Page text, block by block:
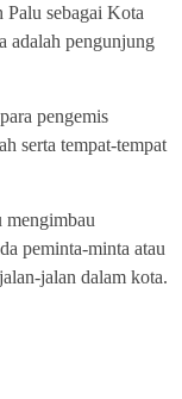
sebagai Kota
adalah pengunjung
pengemis
serta tempat-tempat
mengimbau
peminta-minta atau
jalan dalam kota.